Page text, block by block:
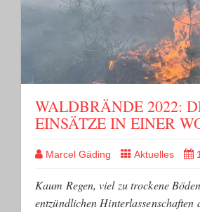
WALDBRÄNDE 2022:
EINSÄTZE IN EINER
Marcel Gäding Aktuelles
Kaum Regen, viel zu trockene
entzündlichen Hinterlassenschaften